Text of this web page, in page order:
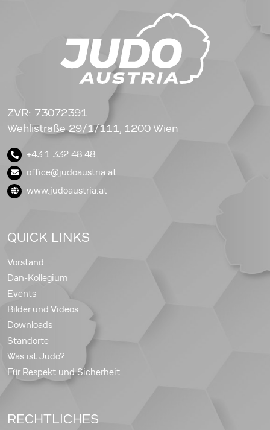
ZVR: 73072391
Wehlistraße 29/1/111, 1200 Wien
+43 1 332 48 48
office@judoaustria.at
www.judoaustria.at
QUICK LINKS
Vorstand
Dan-Kollegium
Events
Bilder und Videos
Downloads
Standorte
Was ist Judo?
Für Respekt und Sicherheit
RECHTLICHES